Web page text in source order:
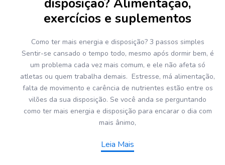
exercícios e suplementos
Como ter mais energia e disposição? 3 passos simples
Sentir-se cansado o tempo todo, mesmo após dormir bem, é
um problema cada vez mais comum, e ele não afeta só
atletas ou quem trabalha demais. Estresse, má alimentação,
falta de movimento e carência de nutrientes estão entre os
vilões da sua disposição. Se você anda se perguntando
como ter mais energia e disposição para encarar o dia com
mais ânimo,
Leia Mais